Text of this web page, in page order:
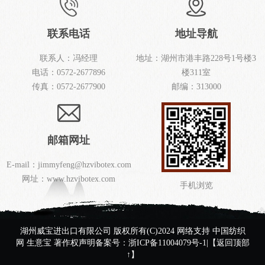
联系电话
联系人：冯经理
电话：0572-2677896
传真：0572-2677900
地址导航
地址：湖州市港丰路228号1号楼3
楼311室
邮编：313000
邮箱网址
E-mail： jimmyfeng@hzvibotex.com
网址：www.hzvibotex.com
手机浏览
湖州威宝进出口有限公司 版权所有(C)2024 网络支持 中国纺织
网 生意宝 著作权声明备案号：浙ICP备11004079号-1| 【返回顶部
↑】